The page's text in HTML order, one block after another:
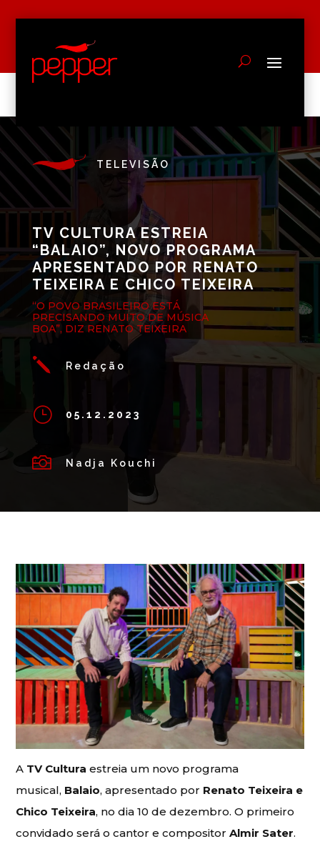
TELEVISÃO
TV CULTURA ESTREIA
“BALAIO”, NOVO PROGRAMA
APRESENTADO POR RENATO
TEIXEIRA E CHICO TEIXEIRA
“O POVO BRASILEIRO ESTÁ
PRECISANDO MUITO DE MÚSICA
BOA”, DIZ RENATO TEIXEIRA
j Redação
} 05.12.2023
 Nadja Kouchi
A TV Culturaestreia um novo programa
musical, Balaio, apresentado por Renato Teixeira e
Chico Teixeira, no dia 10 de dezembro. O primeiro
convidado será o cantor e compositor Almir Sater.